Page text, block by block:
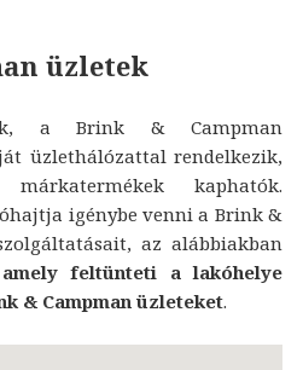
üzletek
a Brink & Campman
üzlethálózattal rendelkezik,
kaphatók.
igénybe venni a Brink &
az alábbiakban
amely feltünteti a lakóhelye
& Campman üzleteket.